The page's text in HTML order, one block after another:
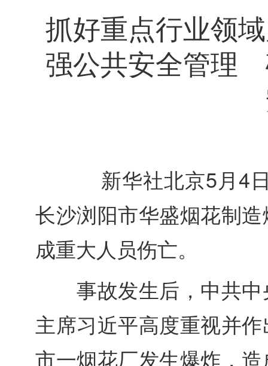
抓好重点行业领
强公共安全管理
新华社北京5月4日
长沙浏阳市华盛烟花制
成重大人员伤亡。
事故发生后，中共中
主席习近平高度重视并
市一烟花厂发生爆炸，